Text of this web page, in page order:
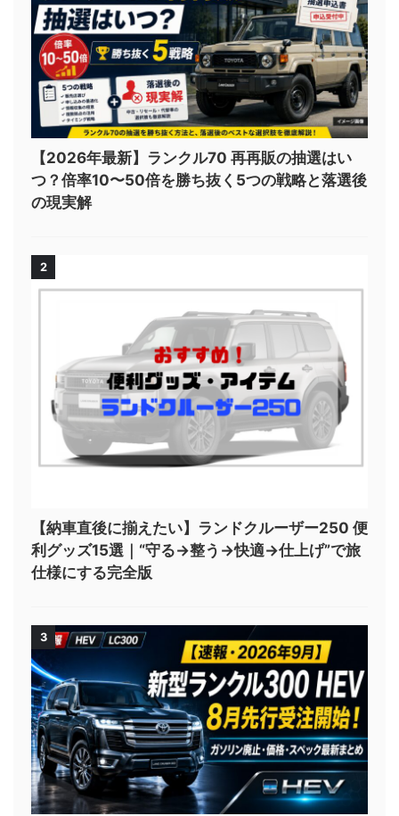
【2026年最新】ランクル70 再再販の抽選はい
つ？倍率10〜50倍を勝ち抜く5つの戦略と落選後
の現実解
2
【納車直後に揃えたい】ランドクルーザー250 便
利グッズ15選｜“守る→整う→快適→仕上げ”で旅
仕様にする完全版
3